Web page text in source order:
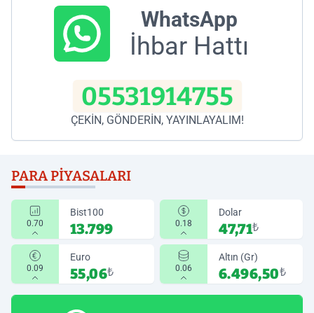
WhatsApp
İhbar Hattı
05531914755
ÇEKİN, GÖNDERİN, YAYINLAYALIM!
PARA PIYASALARI
0.70
Bist100
13.799 0.18
Dolar
47,71₺
0.09
Euro
55,06₺ 0.06
Altın (Gr)
6.496,50₺